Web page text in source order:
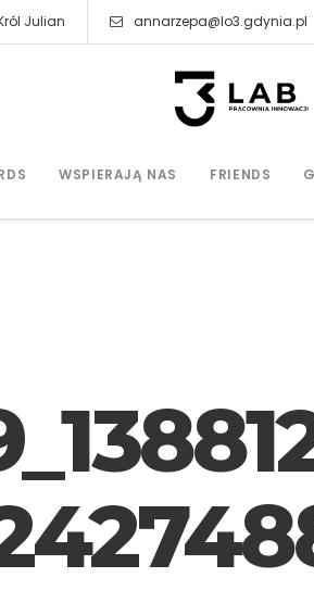
Julian annarzepa@lo3.gdynia.pl
WSPIERAJĄ NAS FRIENDS